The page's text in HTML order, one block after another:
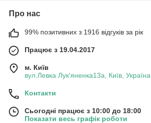
Про нас
99% позитивних з 1916 відгуків за рік
Працює з 19.04.2017
м. Київ
вул.Левка Лук'яненка13а, Київ, Україна
Контакти
Сьогодні працює з 10:00 до 18:00
Показати весь графік роботи